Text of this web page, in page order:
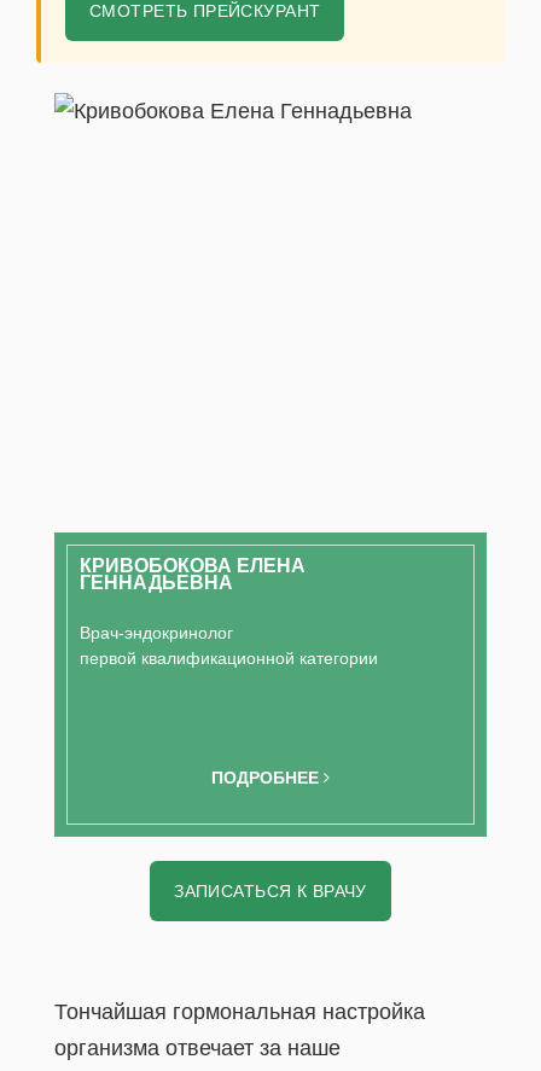
СМОТРЕТЬ ПРЕЙСКУРАНТ
КРИВОБОКОВА ЕЛЕНА
ГЕННАДЬЕВНА
Врач-эндокринолог
первой квалификационной категории
ПОДРОБНЕЕ
ЗАПИСАТЬСЯ К ВРАЧУ
Тончайшая гормональная настройка
организма отвечает за наше